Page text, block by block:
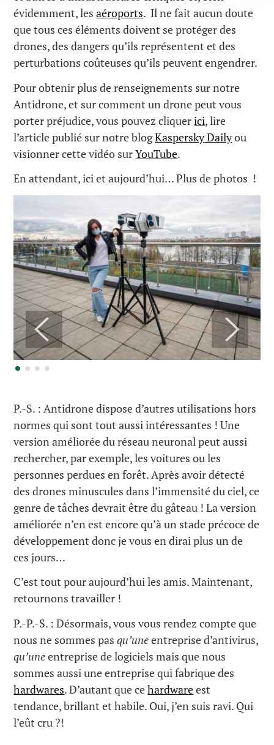
évidemment, lesaéroports. Il ne fait aucun doute
que tous ces éléments doivent se protéger des
drones, des dangers qu’ils représentent et des
perturbations coûteuses qu’ils peuvent engendrer.
Pour obtenir plus de renseignements sur notre
Antidrone, et sur comment un drone peut vous
porter préjudice, vous pouvez cliquerici, lire
l’article publié sur notre blogKaspersky Dailyou
visionner cette vidéo surYouTube.
En attendant, ici et aujourd’hui… Plus de photos !
P.-S. : Antidrone dispose d’autres utilisations hors
normes qui sont tout aussi intéressantes ! Une
version améliorée du réseau neuronal peut aussi
rechercher, par exemple, les voitures ou les
personnes perdues en forêt. Après avoir détecté
des drones minuscules dans l’immensité du ciel, ce
genre de tâches devrait être du gâteau ! La version
améliorée n’en est encore qu’à un stade précoce de
développement donc je vous en dirai plus un de
ces jours…
C’est tout pour aujourd’hui les amis. Maintenant,
retournons travailler !
P.-P.-S. : Désormais, vous vous rendez compte que
nous ne sommes pasqu’uneentreprise d’antivirus,
qu’uneentreprise de logiciels mais que nous
sommes aussi une entreprise qui fabrique des
hardwares. D’autant que cehardwareest
tendance, brillant et habile. Oui, j’en suis ravi. Qui
l’eût cru ?!